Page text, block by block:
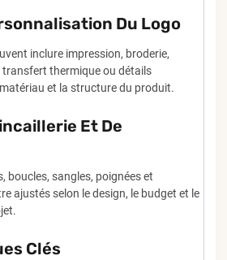
Du Logo
inclure impression, broderie,
thermique ou détails
et la structure du produit.
Et De
boucles, sangles, poignées et
ajustés selon le design, le budget et le
Clés